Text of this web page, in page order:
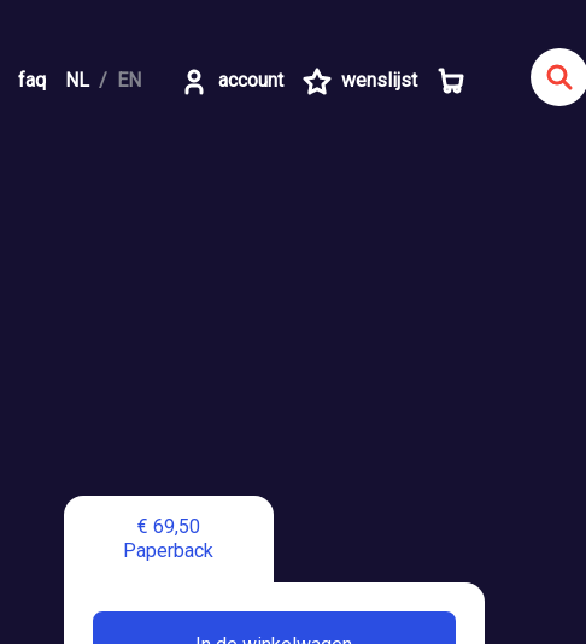
faq NL EN account wenslijst
€ 69,50
Paperback